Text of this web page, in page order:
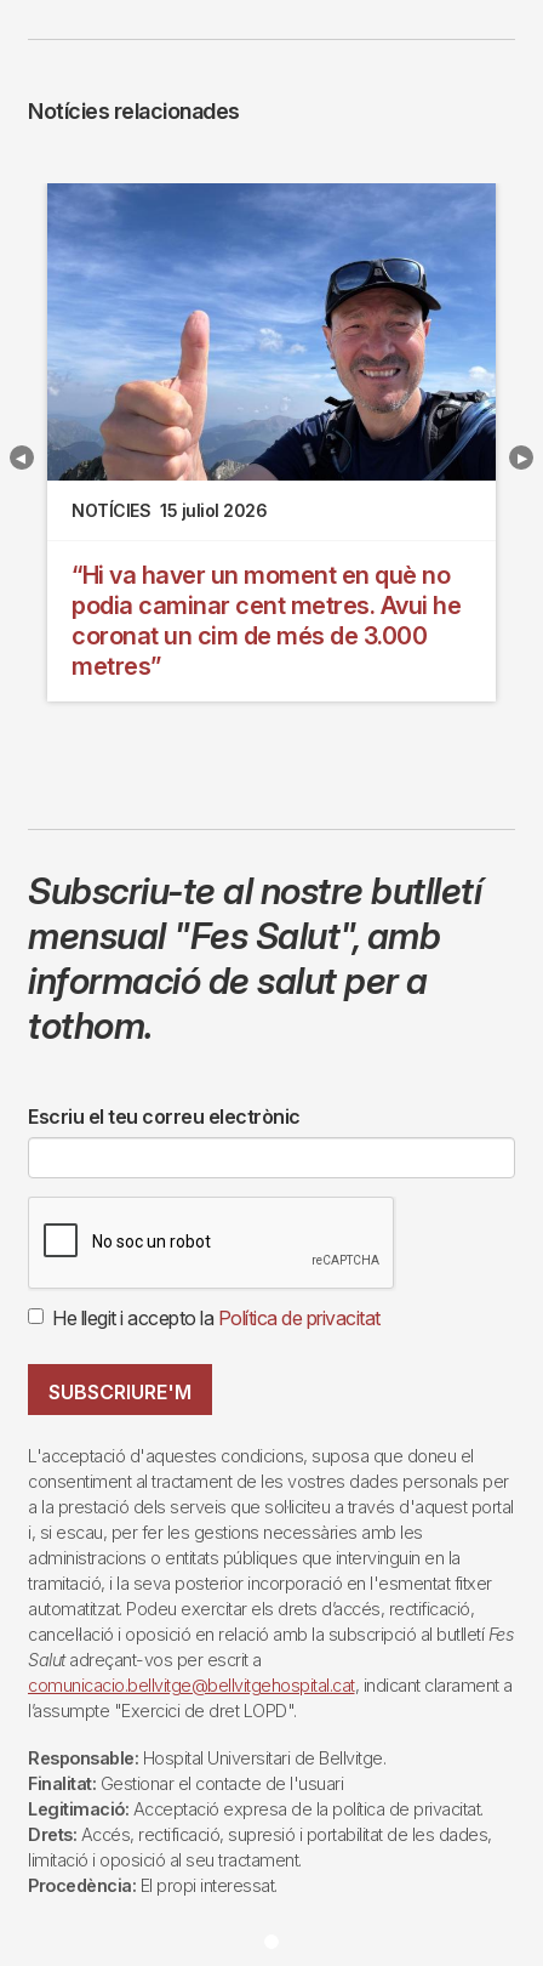
Notícies relacionades
NOTÍCIES 15 juliol 2026
“Hi va haver un moment en què no
podia caminar cent metres. Avui he
coronat un cim de més de 3.000
metres”
Subscriu-te al nostre butlletí
mensual "Fes Salut",amb
informació de salut per a
tothom.
Escriu el teu correu electrònic
He llegit i accepto la Política de privacitat
SUBSCRIURE'M
L'acceptació d'aquestes condicions, suposa que doneu el
consentiment al tractament de les vostres dades personals per
a la prestació dels serveis que sol·liciteu a través d'aquest portal
i, si escau, per fer les gestions necessàries amb les
administracions o entitats públiques que intervinguin en la
tramitació, i la seva posterior incorporació en l'esmentat fitxer
automatitzat. Podeu exercitar els drets d’accés, rectificació,
cancel·lació i oposició en relació amb la subscripció al butlletí Fes
Salutadreçant-vos per escrit a
comunicacio.bellvitge@bellvitgehospital.cat, indicant clarament a
l’assumpte "Exercici de dret LOPD".
Responsable: Hospital Universitari de Bellvitge.
Finalitat: Gestionar el contacte de l'usuari
Legitimació: Acceptació expresa de la política de privacitat.
Drets: Accés, rectificació, supresió i portabilitat de les dades,
limitació i oposició al seu tractament.
Procedència: El propi interessat.